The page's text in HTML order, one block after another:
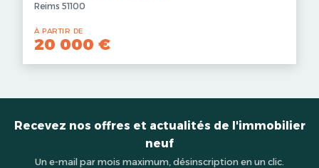
Reims 51100
À PARTIR DE
20 000 €
Recevez nos offres et actualités de l'immobilier
neuf
Un e-mail par mois maximum, désinscription en un clic.